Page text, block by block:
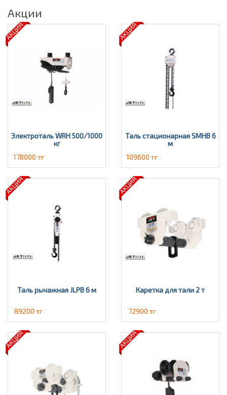
Акции
Электроталь WRH 500/1000
кг
178000 тг
Таль стационарная SMHВ 6
м
109600 тг
Таль рычажная JLPВ 6 м
89200 тг
Каретка для тали 2 т
72900 тг